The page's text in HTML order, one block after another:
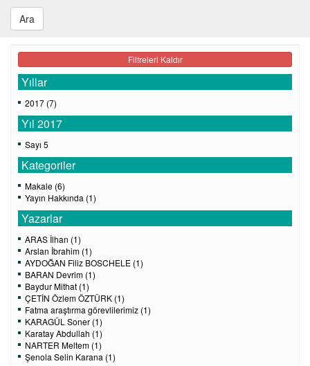
Ara
Filtreleri Kaldır
Yıllar
2017 (7)
Yıl 2017
Sayı 5
Kategoriler
Makale (6)
Yayın Hakkında (1)
Yazarlar
ARAS İlhan (1)
Arslan İbrahim (1)
AYDOĞAN Filiz BOSCHELE (1)
BARAN Devrim (1)
Baydur Mithat (1)
ÇETİN Özlem ÖZTÜRK (1)
Fatma araştırma görevlilerimiz (1)
KARAGÜL Soner (1)
Karatay Abdullah (1)
NARTER Meltem (1)
Şenola Selin Karana (1)